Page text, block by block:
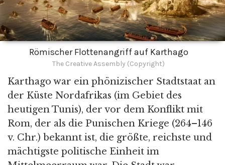
Römischer Flottenangriff auf Karthago
The Creative Assembly (Copyright)
Karthago war ein phönizischer Stadtstaat an
der Küste Nordafrikas (im Gebiet des
heutigen Tunis), der vor dem Konflikt mit
Rom, der als die Punischen Kriege (264–146
v. Chr.) bekannt ist, die größte, reichste und
mächtigste politische Einheit im